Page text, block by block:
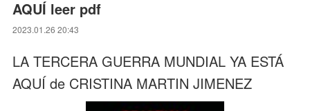
AQUÍ leer pdf
2023.01.26 20:43
LA TERCERA GUERRA MUNDIAL YA ESTÁ
AQUÍ de CRISTINA MARTIN JIMENEZ